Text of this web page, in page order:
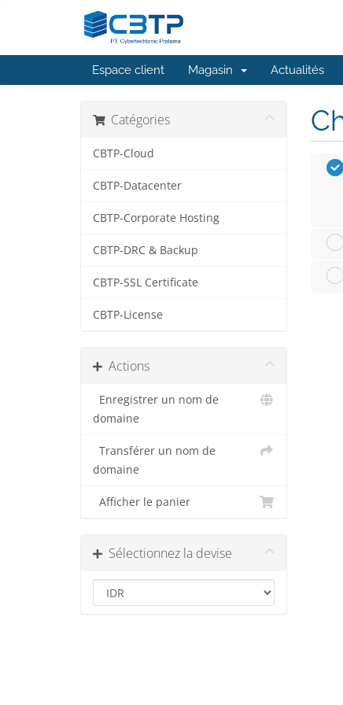
Espace client Magasin Actualités
Catégories
CBTP-Cloud
CBTP-Datacenter
CBTP-Corporate Hosting
CBTP-DRC & Backup
CBTP-SSL Certificate
CBTP-License
Actions
Enregistrer un nom de
domaine
Transférer un nom de
domaine
Afficher le panier
Sélectionnez la devise